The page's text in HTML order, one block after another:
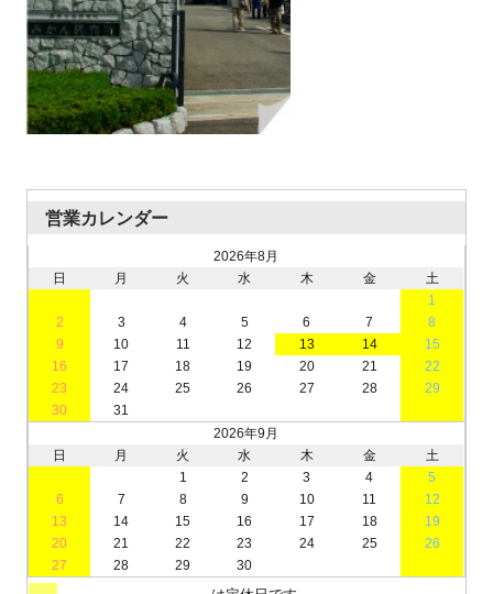
営業カレンダー
2026年8月
日
月 火 水 木 金
土
1
2
3 4 5 6 7
8
9
10 11 12 13 14
15
16
17 18 19 20 21
22
23
24 25 26 27 28
29
30
31
2026年9月
日
月 火 水 木 金
土
1
2 3 4
5
6
7 8 9 10 11
12
13
14 15 16 17 18
19
20
21 22 23 24 25
26
27
28 29 30